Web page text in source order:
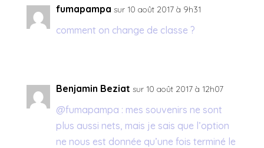
fumapampa sur 10 août 2017 à 9h31
comment on change de classe ?
Benjamin Beziat sur 10 août 2017 à 12h07
@fumapampa : mes souvenirs ne sont
plus aussi nets, mais je sais que l’option
ne nous est donnée qu’une fois terminé le